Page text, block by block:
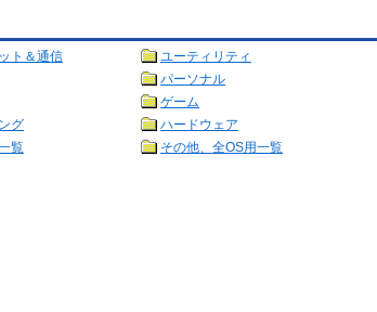
ト＆通信
ユーティリティ
パーソナル
ゲーム
グ
ハードウェア
覧 その他、全OS用一覧